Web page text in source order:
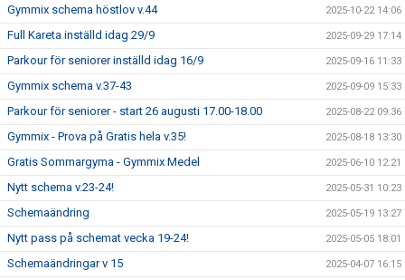
Gymmix schema höstlov v.44 2025-10-22 14:06
Full Kareta inställd idag 29/9 2025-09-29 17:14
Parkour för seniorer inställd idag 16/9 2025-09-16 11:33
Gymmix schema v.37-43 2025-09-09 15:33
Parkour för seniorer - start 26 augusti 17.00-18.00 2025-08-22 09:36
Gymmix - Prova på Gratis hela v.35! 2025-08-18 13:30
Gratis Sommargyma - Gymmix Medel 2025-06-10 12:21
Nytt schema v.23-24! 2025-05-31 10:23
Schemaändring 2025-05-19 13:27
Nytt pass på schemat vecka 19-24! 2025-05-05 18:01
Schemaändringar v 15 2025-04-07 16:15